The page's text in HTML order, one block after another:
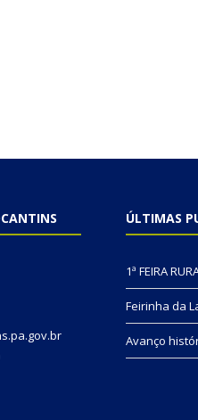
ÚLTIMAS
1ª FEIRA
Feirinha da
Avanço